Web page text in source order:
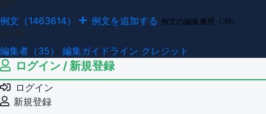
例文（1463614） 例文を追加する 例文の編集履歴（39）
編集者（35） 編集ガイドライン クレジット
ログイン / 新規登録
ログイン
新規登録